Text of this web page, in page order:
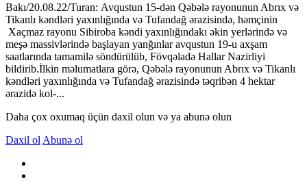
Bakı/20.08.22/Turan: Avqustun 15-dən Qəbələ rayonunun Abrıx və
Tikanlı kəndləri yaxınlığında və Tufandağ ərazisində, həmçinin
Xaçmaz rayonu Sibiroba kəndi yaxınlığındakı əkin yerlərində və
meşə massivlərində başlayan yanğınlar avqustun 19-u axşam
saatlarında tamamilə söndürülüb, Fövqəladə Hallar Nazirliyi
bildirib.İlkin məlumatlara görə, Qəbələ rayonunun Abrıx və Tikanlı
kəndləri yaxınlığında və Tufandağ ərazisində təqribən 4 hektar
ərazidə kol-...
Daha çox oxumaq üçün daxil olun və ya abunə olun
Daxil ol Abunə ol